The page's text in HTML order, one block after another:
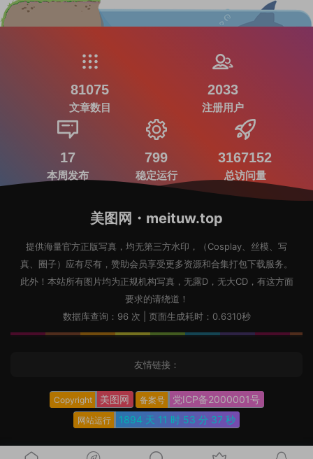
81075
文章数目
2033
注册用户
17
本周发布
799
稳定运行
3167152
总访问量
美图网・meituw.top
提供海量官方正版写真，均无第三方水印，（Cosplay、丝模、写
真、圈子）应有尽有，赞助会员享受更多资源和合集打包下载服务。
此外！本站所有图片均为正规机构写真，无露D，无大CD，有这方面
要求的请绕道！
数据库查询：96 次 | 页面生成耗时：0.6310秒
友情链接：
Copyright 美图网 备案号 党ICP备2000001号
网站运行 1894 天 11 时 53 分 38 秒